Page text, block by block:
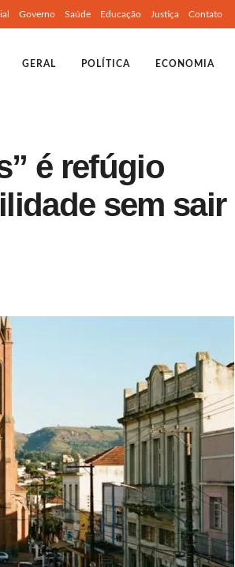
Governo Saúde Educação Justiça Contato
GERAL POLÍTICA ECONOMIA
é refúgio
sem sair